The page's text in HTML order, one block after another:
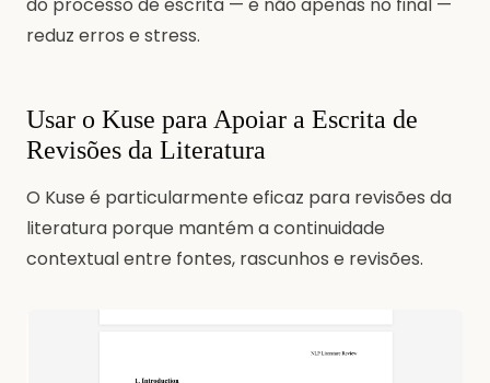
do processo de escrita — e não apenas no final —
reduz erros e stress.
Usar o Kuse para Apoiar a Escrita de
Revisões da Literatura
O Kuse é particularmente eficaz para revisões da
literatura porque mantém a continuidade
contextual entre fontes, rascunhos e revisões.